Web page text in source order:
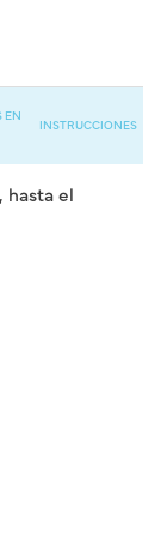
EN
INSTRUCCIONES
hasta el